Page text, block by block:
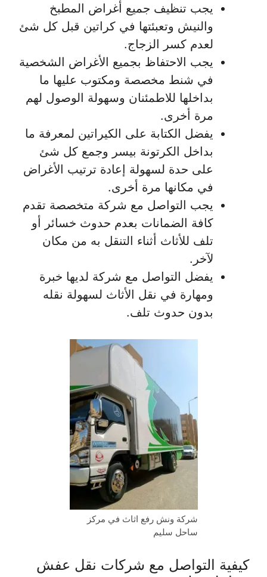
يجب تنظيف جميع أغراض المطبخ
والنيش وتعبئتها في كراتين قبل كل شئ
لعدم كسر الزجاج.
يجب الاحتفاظ بجميع الأغراض الشخصية
في شنط مخصصة ومكتوب عليها ما
بداخلها للاطمئنان وسهولة الوصول لهم
مرة أخرى.
يفضل الكتابة على الكيراتين لمعرفة ما
بداخل الكرتونة بيسر وجمع كل شئ
على حدة لسهولة إعادة ترتيب الأغراض
في مكانها مرة أخرى.
يجب التواصل مع شركة متخصصة تقدم
كافة الضمانات بعدم حدوث خسائر أو
تلف للأثاث أثناء التنقل به من مكان
لآخر.
يفضل التواصل مع شركة لديها خبرة
ومهارة في نقل الأثاث لسهولة نقله
بدون حدوث تلف.
شركة ونش رفع اثاث في مركز
ساحل سليم
كيفية التواصل مع شركات نقل عفش